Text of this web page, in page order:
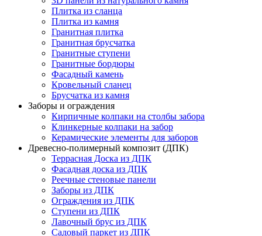
Плитка из сланца
Плитка из камня
Гранитная плитка
Гранитная брусчатка
Гранитные ступени
Гранитные бордюры
Фасадный камень
Кровельный сланец
Брусчатка из камня
Заборы и ограждения
Кирпичные колпаки на столбы забора
Клинкерные колпаки на забор
Керамические элементы для заборов
Древесно-полимерный композит (ДПК)
Террасная Доска из ДПК
Фасадная доска из ДПК
Реечные стеновые панели
Заборы из ДПК
Ограждения из ДПК
Ступени из ДПК
Лавочный брус из ДПК
Садовый паркет из ДПК